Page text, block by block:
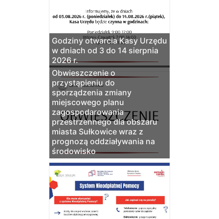
Godziny otwarcia Kasy Urzędu
w dniach od 3 do 14 sierpnia
2026 r.
Obwieszczenie o
przystąpieniu do
sporządzenia zmiany
miejscowego planu
zagospodarowania
przestrzennego dla obszaru
miasta Sułkowice wraz z
prognozą oddziaływania na
środowisko